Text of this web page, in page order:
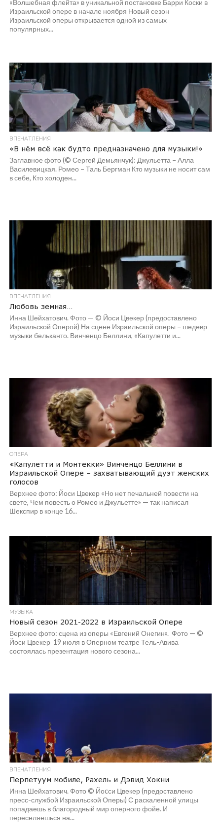
«Волшебная флейта» в уникальной постановке Барри Коски в
Израильской опере в начале ноября Новый сезон
Израильской оперы открывается одной из самых
популярных...
ВПЕЧАТЛЕНИЯ
«В нём всё как будто предназначено для музыки!»
Заглавное фото (© Сергей Демьянчук): Джульетта – Алла
Василевицкая. Ромео – Таль Бергман Кто музыки не носит сам
в себе, Кто холоден...
ВПЕЧАТЛЕНИЯ
Любовь земная…
Инна Шейхатович. Фото — © Йоси Цвекер (предоставлено
Израильской Оперой) На сцене Израильской оперы – шедевр
музыки бельканто. Винченцо Беллини, «Капулетти и...
ОПЕРА
«Капулетти и Монтекки» Винченцо Беллини в
Израильской Опере – захватывающий дуэт женских
голосов
Верхнее фото: Йоси Цвекер «Но нет печальней повести на
свете, Чем повесть о Ромео и Джульетте» — так написал
Шекспир в конце 16...
МУЗЫКА
Новый сезон 2021-2022 в Израильской Опере
Верхнее фото: сцена из оперы «Евгений Онегин». Фото — ©
Йоси Цвекер 19 июля в Оперном театре Тель-Авива
состоялась презентация нового сезона...
ВПЕЧАТЛЕНИЯ
Перпетуум мобиле, Рахель и Дэвид Хокни
Инна Шейхатович. Фото © Йоcси Цвекер (предоставлено
пресс-службой Израильской Оперы) С раскаленной улицы
попадаешь в благородный мир оперного фойе. И
переселяешься на...